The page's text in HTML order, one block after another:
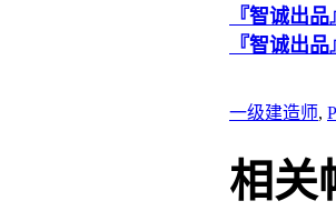
『智诚出
『智诚出
一级建造师,
相关